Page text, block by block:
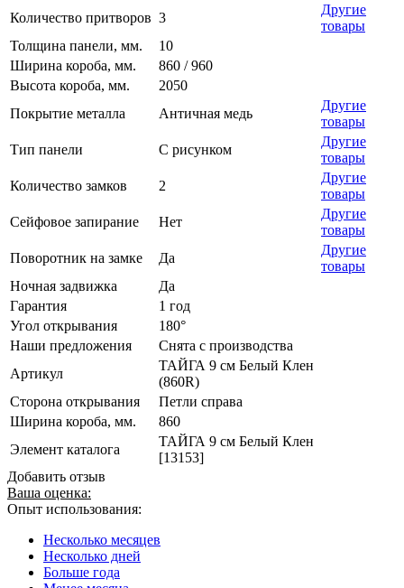
Количество притворов 3
Другие
товары
Толщина панели, мм.
10
Ширина короба, мм.
860 / 960
Высота короба, мм.
2050
Покрытие металла
Античная медь
Другие
товары
Тип панели
С рисунком
Другие
товары
Количество замков
2
Другие
товары
Сейфовое запирание
Нет
Другие
товары
Поворотник на замке
Да
Другие
товары
Ночная задвижка
Да
Гарантия
1 год
Угол открывания
180°
Наши предложения
Снята с производства
Артикул
ТАЙГА 9 см Белый Клен
(860R)
Сторона открывания
Петли справа
Ширина короба, мм.
860
Элемент каталога
ТАЙГА 9 см Белый Клен
[13153]
Добавить отзыв
Ваша оценка:
Опыт использования:
Несколько месяцев
Несколько дней
Больше года